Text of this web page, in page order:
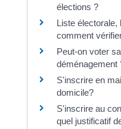
élections ?
Liste électorale,
comment
Peut-on voter
déménagement
S'inscrire en
domicile?
S'inscrire au
quel justificatif